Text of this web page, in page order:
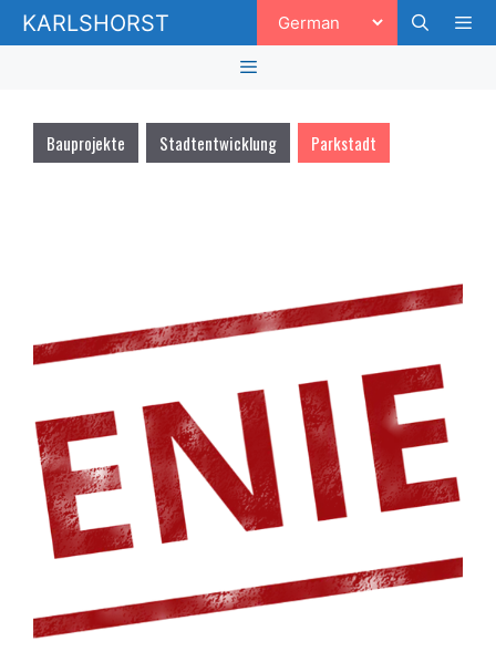
Zum
InhaltKARLSHORST
Bauprojekte Stadtentwicklung Parkstadt